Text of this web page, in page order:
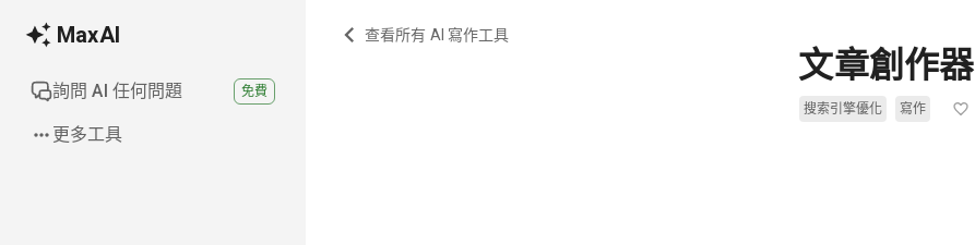
MaxAI
詢問 AI 任何問題 免費
更多工具
查看所有 AI 寫作工具
文章創作器
搜索引擎優化 寫作